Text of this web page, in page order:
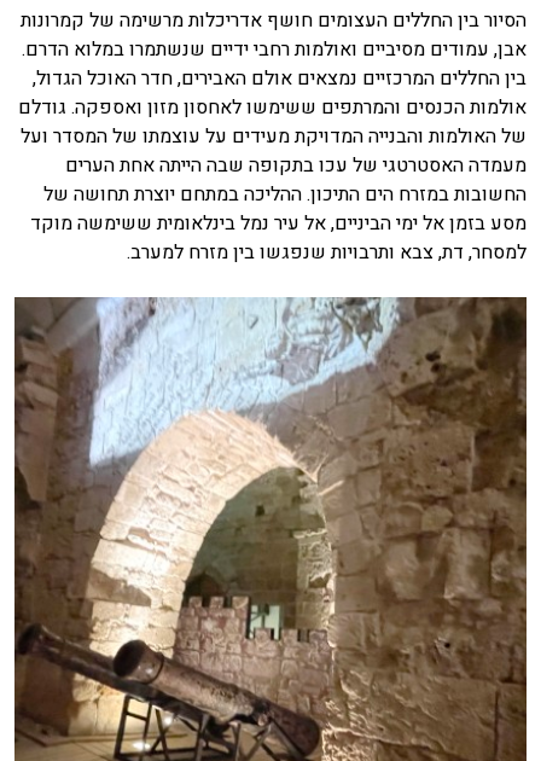
הסיור בין החללים העצומים חושף אדריכלות מרשימה של קמרונות
אבן, עמודים מסיביים ואולמות רחבי ידיים שנשתמרו במלוא הדרם.
בין החללים המרכזיים נמצאים אולם האבירים, חדר האוכל הגדול,
אולמות הכנסים והמרתפים ששימשו לאחסון מזון ואספקה. גודלם
של האולמות והבנייה המדויקת מעידים על עוצמתו של המסדר ועל
מעמדה האסטרטגי של עכו בתקופה שבה הייתה אחת הערים
החשובות במזרח הים התיכון. ההליכה במתחם יוצרת תחושה של
מסע בזמן אל ימי הביניים, אל עיר נמל בינלאומית ששימשה מוקד
למסחר, דת, צבא ותרבויות שנפגשו בין מזרח למערב.